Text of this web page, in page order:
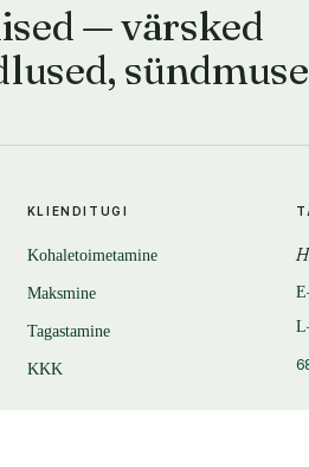
— värsked
KLIENDITUGI
Kohaletoimetamine
Maksmine
Tagastamine
KKK